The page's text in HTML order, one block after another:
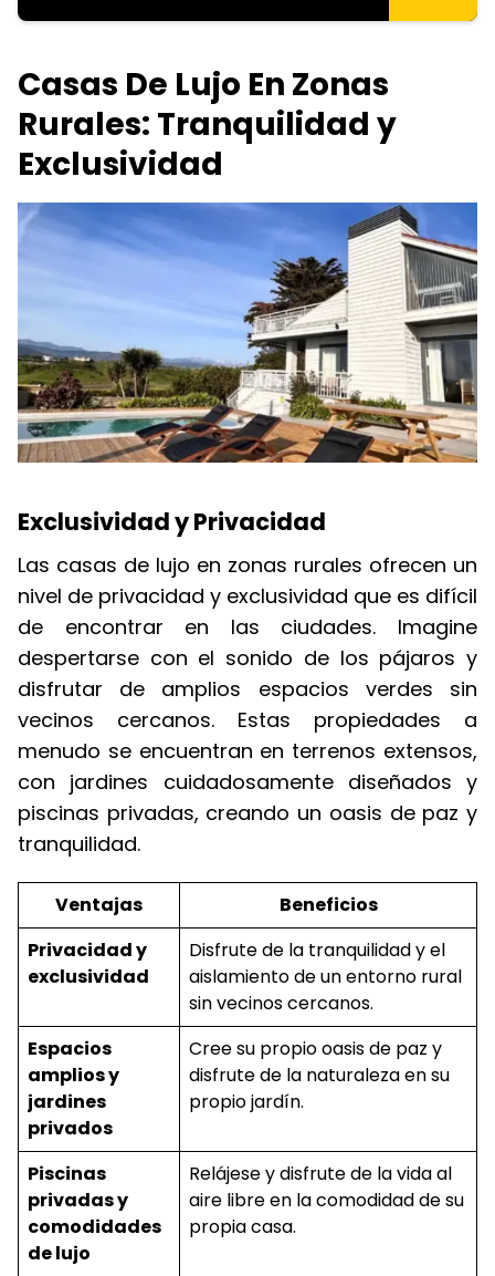
Casas De Lujo En Zonas
Rurales: Tranquilidad y
Exclusividad
Exclusividad y Privacidad
Las casas de lujo en zonas rurales ofrecen un
nivel de privacidad y exclusividad que es difícil
de encontrar en las ciudades. Imagine
despertarse con el sonido de los pájaros y
disfrutar de amplios espacios verdes sin
vecinos cercanos. Estas propiedades a
menudo se encuentran en terrenos extensos,
con jardines cuidadosamente diseñados y
piscinas privadas, creando un oasis de paz y
tranquilidad.
Ventajas
Beneficios
Privacidad y
exclusividad
Disfrute de la tranquilidad y el
aislamiento de un entorno rural
sin vecinos cercanos.
Espacios
amplios y
jardines
privados
Cree su propio oasis de paz y
disfrute de la naturaleza en su
propio jardín.
Piscinas
privadas y
comodidades
de lujo
Relájese y disfrute de la vida al
aire libre en la comodidad de su
propia casa.